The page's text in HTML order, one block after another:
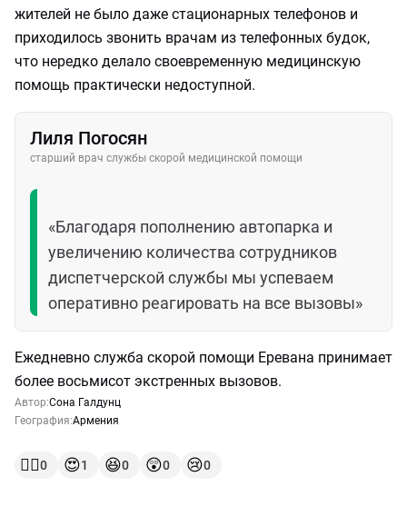
жителей не было даже стационарных телефонов и
приходилось звонить врачам из телефонных будок,
что нередко делало своевременную медицинскую
помощь практически недоступной.
Лиля Погосян
старший врач службы скорой медицинской помощи
«Благодаря пополнению автопарка и
увеличению количества сотрудников
диспетчерской службы мы успеваем
оперативно реагировать на все вызовы»
Ежедневно служба скорой помощи Еревана принимает
более восьмисот экстренных вызовов.
Автор:Сона Галдунц
География:Армения
👍🏻0 😍1 😆0 😲0 😢0